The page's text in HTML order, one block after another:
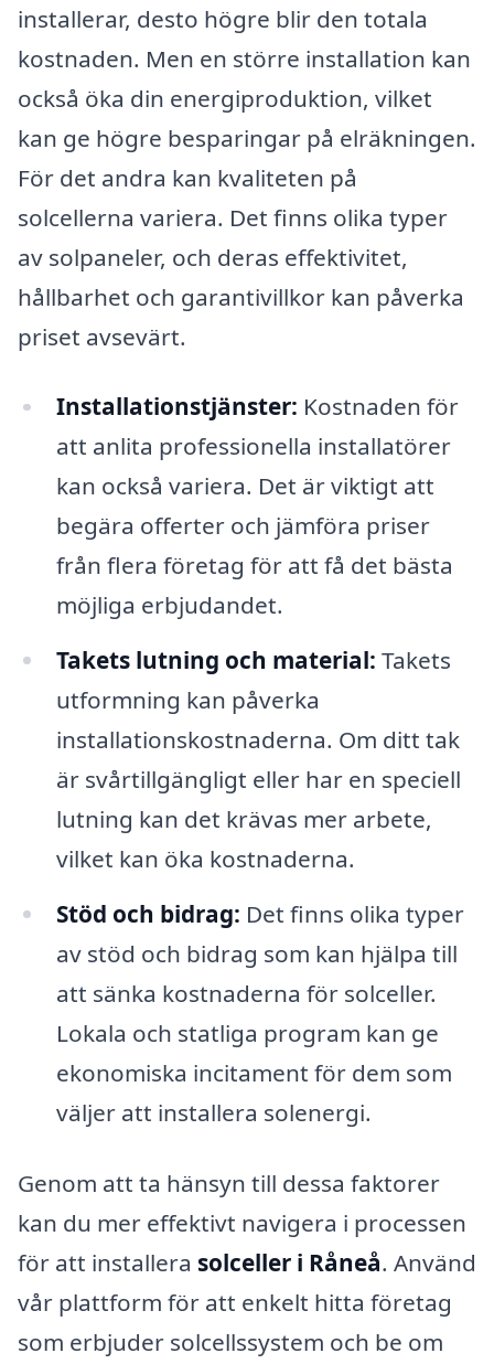
installerar, desto högre blir den totala
kostnaden. Men en större installation kan
också öka din energiproduktion, vilket
kan ge högre besparingar på elräkningen.
För det andra kan kvaliteten på
solcellerna variera. Det finns olika typer
av solpaneler, och deras effektivitet,
hållbarhet och garantivillkor kan påverka
priset avsevärt.
Installationstjänster: Kostnaden för
att anlita professionella installatörer
kan också variera. Det är viktigt att
begära offerter och jämföra priser
från flera företag för att få det bästa
möjliga erbjudandet.
Takets lutning och material: Takets
utformning kan påverka
installationskostnaderna. Om ditt tak
är svårtillgängligt eller har en speciell
lutning kan det krävas mer arbete,
vilket kan öka kostnaderna.
Stöd och bidrag: Det finns olika typer
av stöd och bidrag som kan hjälpa till
att sänka kostnaderna för solceller.
Lokala och statliga program kan ge
ekonomiska incitament för dem som
väljer att installera solenergi.
Genom att ta hänsyn till dessa faktorer
kan du mer effektivt navigera i processen
för att installera solceller i Råneå. Använd
vår plattform för att enkelt hitta företag
som erbjuder solcellssystem och be om